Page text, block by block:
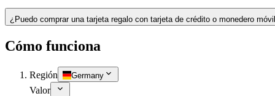
¿Puedo comprar una tarjeta regalo con tarjeta de crédito o monedero
Cómo funciona
Región Germany
Valor